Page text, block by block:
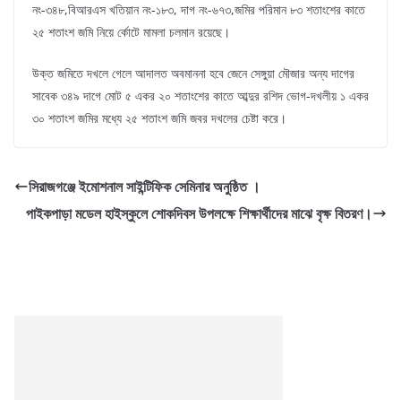
নং-৩৪৮,বিআরএস খতিয়ান নং-১৮৩, দাগ নং-৬৭৩,জমির পরিমান ৮৩ শতাংশের কাতে
২৫ শতাংশ জমি নিয়ে র্কোটে মামলা চলমান রয়েছে।
উক্ত জমিতে দখলে গেলে আদালত অবমাননা হবে জেনে সেঙ্গুয়া মৌজার অন্য দাগের
সাবেক ৩৪৯ দাগে মোট ৫ একর ২০ শতাংশের কাতে আব্দুর রশিদ ভোগ-দখলীয় ১ একর
৩০ শতাংশ জমির মধ্যে ২৫ শতাংশ জমি জবর দখলের চেষ্টা করে।
সিরাজগঞ্জে ইমোশনাল সাইন্টিফিক সেমিনার অনুষ্ঠিত ।
পাইকপাড়া মডেল হাইস্কুলে শোকদিবস উপলক্ষে শিক্ষার্থীদের মাঝে বৃক্ষ বিতরণ।